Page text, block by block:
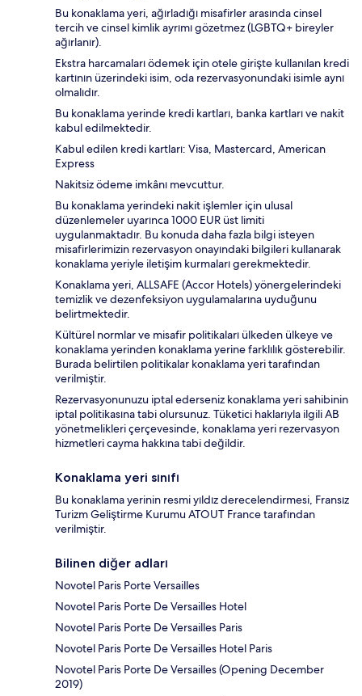
Bu konaklama yeri, ağırladığı misafirler arasında cinsel
tercih ve cinsel kimlik ayrımı gözetmez (LGBTQ+ bireyler
ağırlanır).
Ekstra harcamaları ödemek için otele girişte kullanılan kredi
kartının üzerindeki isim, oda rezervasyonundaki isimle aynı
olmalıdır.
Bu konaklama yerinde kredi kartları, banka kartları ve nakit
kabul edilmektedir.
Kabul edilen kredi kartları: Visa, Mastercard, American
Express
Nakitsiz ödeme imkânı mevcuttur.
Bu konaklama yerindeki nakit işlemler için ulusal
düzenlemeler uyarınca 1000 EUR üst limiti
uygulanmaktadır. Bu konuda daha fazla bilgi isteyen
misafirlerimizin rezervasyon onayındaki bilgileri kullanarak
konaklama yeriyle iletişim kurmaları gerekmektedir.
Konaklama yeri, ALLSAFE (Accor Hotels) yönergelerindeki
temizlik ve dezenfeksiyon uygulamalarına uyduğunu
belirtmektedir.
Kültürel normlar ve misafir politikaları ülkeden ülkeye ve
konaklama yerinden konaklama yerine farklılık gösterebilir.
Burada belirtilen politikalar konaklama yeri tarafından
verilmiştir.
Rezervasyonunuzu iptal ederseniz konaklama yeri sahibinin
iptal politikasına tabi olursunuz. Tüketici haklarıyla ilgili AB
yönetmelikleri çerçevesinde, konaklama yeri rezervasyon
hizmetleri cayma hakkına tabi değildir.
Konaklama yeri sınıfı
Bu konaklama yerinin resmi yıldız derecelendirmesi, Fransız
Turizm Geliştirme Kurumu ATOUT France tarafından
verilmiştir.
Bilinen diğer adları
Novotel Paris Porte Versailles
Novotel Paris Porte De Versailles Hotel
Novotel Paris Porte De Versailles Paris
Novotel Paris Porte De Versailles Hotel Paris
Novotel Paris Porte De Versailles (Opening December
2019)